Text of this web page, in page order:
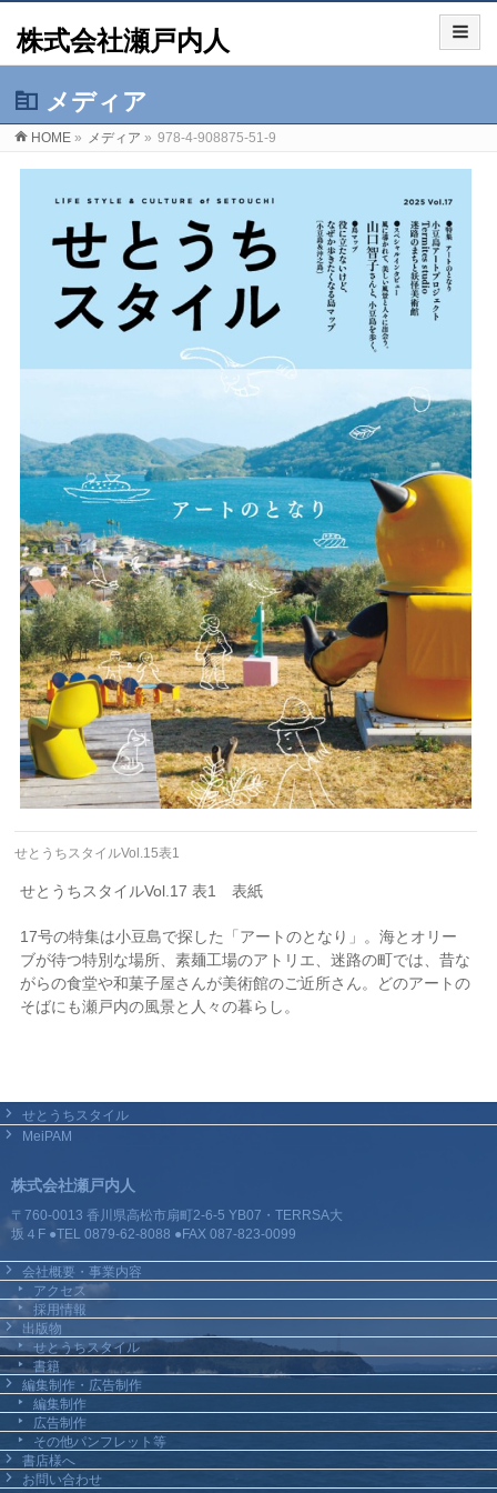
株式会社瀬戸内人
メディア
HOME » メディア » 978-4-908875-51-9
せとうちスタイルVol.15表1
せとうちスタイルVol.17 表1 表紙
17号の特集は小豆島で探した「アートのとなり」。海とオリー
ブが待つ特別な場所、素麺工場のアトリエ、迷路の町では、昔な
がらの食堂や和菓子屋さんが美術館のご近所さん。どのアートの
そばにも瀬戸内の風景と人々の暮らし。
せとうちスタイル
MeiPAM
株式会社瀬戸内人
〒760-0013 香川県高松市扇町2-6-5 YB07・TERRSA大
坂４F ●TEL 0879-62-8088 ●FAX 087-823-0099
会社概要・事業内容
アクセス
採用情報
出版物
せとうちスタイル
書籍
編集制作・広告制作
編集制作
広告制作
その他パンフレット等
書店様へ
お問い合わせ